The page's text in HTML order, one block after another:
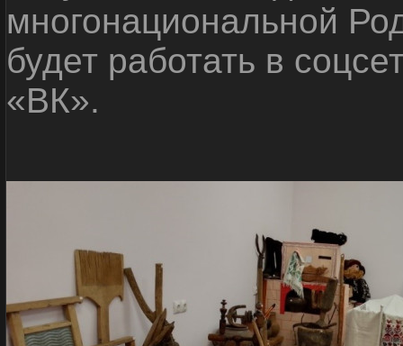
многонациональной
будет работать в
«ВК».